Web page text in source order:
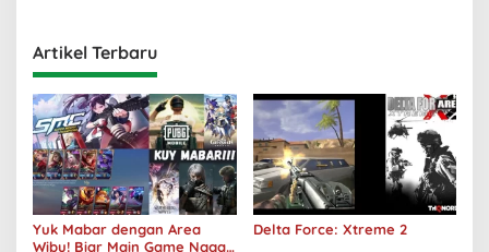
Artikel Terbaru
Yuk Mabar dengan Area
Wibu! Biar Main Game Nggak
Delta Force: Xtreme 2